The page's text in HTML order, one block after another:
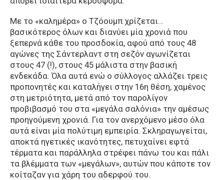
Με το «καλημέρα» ο Τζόουμπ χρίζεται…
βασικότερος όλων και διανύει μία χρονιά που
ξεπερνά κάθε του προσδοκία, αφού από τους 48
αγώνες της Σάντερλαντ στη σεζόν αγωνίζεται
στους 47 (!), στους 45 μάλιστα στην βασική
ενδεκάδα. Όλα αυτά ενώ ο σύλλογος αλλάζει τρεις
προπονητές και καταλήγει στην 16η θέση, χαμένος
στη μετριότητα, μετά από τον παρολίγον
προβιβασμό του στα «μεγάλα σαλόνια» την αμέσως
προηγούμενη χρονιά. Για τον ανερχόμενο μέσο όλα
αυτά είναι μία πολύτιμη εμπειρία. Σκληραγωγείται,
αποκτά ηγετικές ικανότητες, πετυχαίνει εφτά
τέρματα και παράλληλα στρέφει πάνω του και πάλι
τα βλέμματα των «μεγάλων», αυτών που κάποτε τον
κοίταζαν για χάρη του αδερφού του.